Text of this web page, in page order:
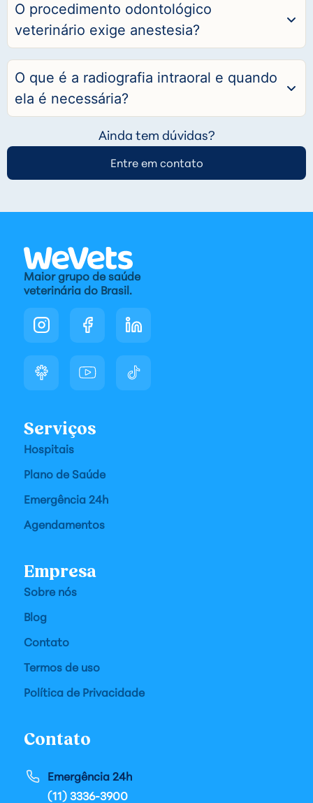
O procedimento odontológico
veterinário exige anestesia?
O que é a radiografia intraoral e quando
ela é necessária?
Ainda tem dúvidas?
Entre em contato
Maior grupo de saúde
veterinária do Brasil.
Serviços
Hospitais
Plano de Saúde
Emergência 24h
Agendamentos
Empresa
Sobre nós
Blog
Contato
Termos de uso
Política de Privacidade
Contato
Emergência 24h
(11) 3336-3900